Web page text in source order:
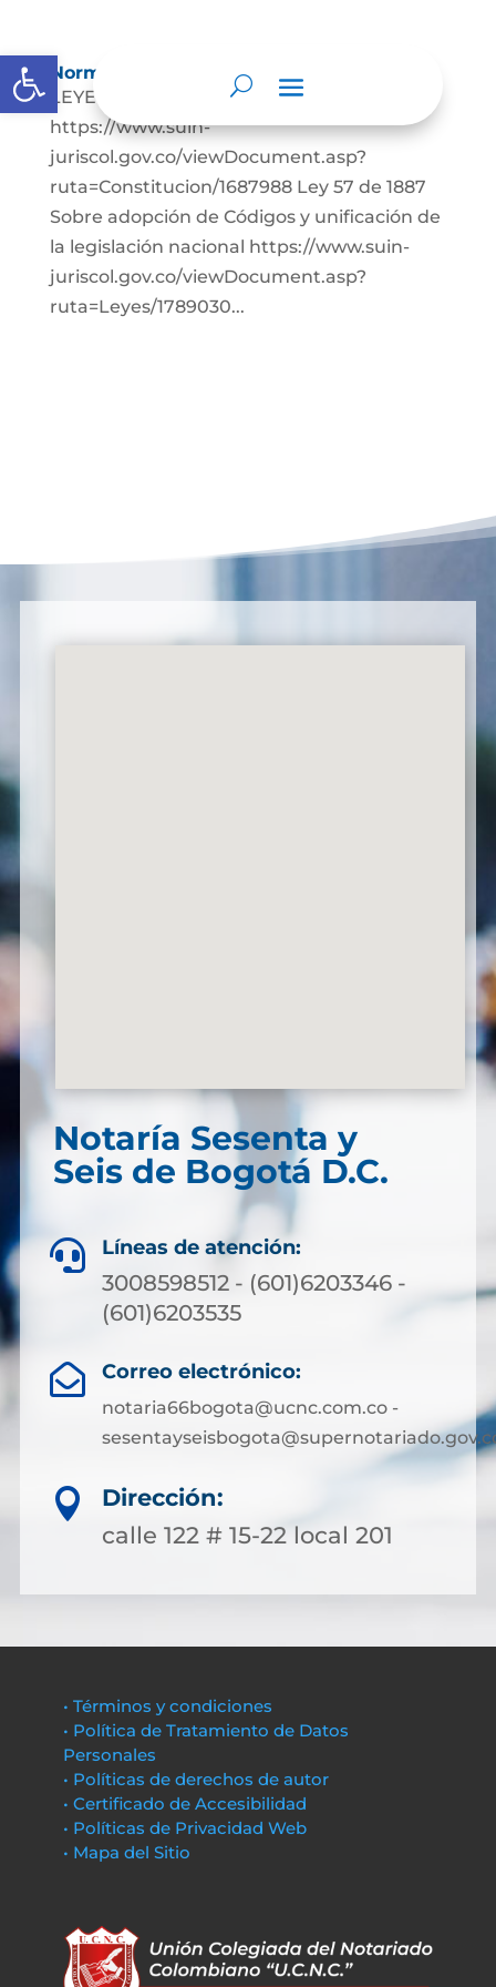
Abrir barra de herramientas
Normatividad
LEYES: Constitución Política de Colombia.
https://www.suin-
juriscol.gov.co/viewDocument.asp?
ruta=Constitucion/1687988 Ley 57 de 1887
Sobre adopción de Códigos y unificación de
la legislación nacional https://www.suin-
juriscol.gov.co/viewDocument.asp?
ruta=Leyes/1789030...
Notaría Sesenta y
Seis de Bogotá D.C.
 Líneas de atención:
3008598512 - (601)6203346 -
(601)6203535
 Correo electrónico:
notaria66bogota@ucnc.com.co -

Dirección:
calle 122 # 15-22 local 201
• Términos y condiciones
• Política de Tratamiento de Datos
Personales
• Políticas de derechos de autor
• Certificado de Accesibilidad
• Políticas de Privacidad Web
• Mapa del Sitio